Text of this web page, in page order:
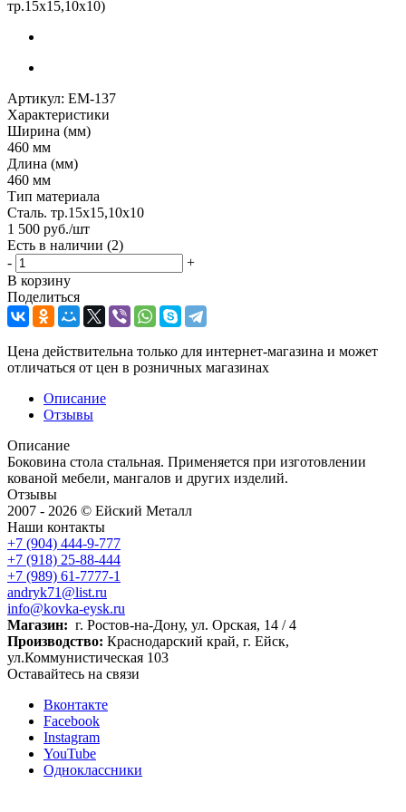
тр.15х15,10х10)
Артикул: ЕМ-137
Характеристики
Ширина (мм)
460 мм
Длина (мм)
460 мм
Тип материала
Сталь. тр.15х15,10х10
1 500 руб./шт
Есть в наличии (2)
-
+
В корзину
Поделиться
Цена действительна только для интернет-магазина и может
отличаться от цен в розничных магазинах
Описание
Отзывы
Описание
Боковина стола стальная. Применяется при изготовлении
кованой мебели, мангалов и других изделий.
Отзывы
2007 - 2026 © Ейский Металл
Наши контакты
+7 (904) 444-9-777
+7 (918) 25-88-444
+7 (989) 61-7777-1
andryk71@list.ru
info@kovka-eysk.ru
Магазин: г. Ростов-на-Дону, ул. Орская, 14 / 4
Производство: Краснодарский край, г. Ейск,
ул.Коммунистическая 103
Оставайтесь на связи
Вконтакте
Facebook
Instagram
YouTube
Одноклассники